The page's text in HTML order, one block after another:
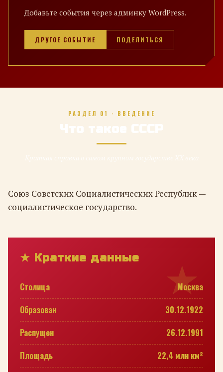
Добавьте события через админку WordPress.
ДРУГОЕ СОБЫТИЕ ПОДЕЛИТЬСЯ
РАЗДЕЛ 01 · ВВЕДЕНИЕ
Что такое СССР
Союз Советских Социалистических Республик —
социалистическое государство.
★ Краткие данные
Столица
Москва
Образован
30.12.1922
Распущен
26.12.1991
Площадь
22,4 млн км²